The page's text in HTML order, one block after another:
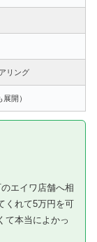
リング
開）
エイワ店舗へ相
くれて5万円を可
て本当によかっ